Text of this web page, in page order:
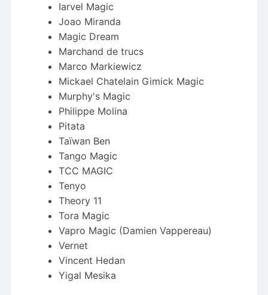
Iarvel Magic
Joao Miranda
Magic Dream
Marchand de trucs
Marco Markiewicz
Mickael Chatelain Gimick Magic
Murphy's Magic
Philippe Molina
Pitata
Taïwan Ben
Tango Magic
TCC MAGIC
Tenyo
Theory 11
Tora Magic
Vapro Magic (Damien Vappereau)
Vernet
Vincent Hedan
Yigal Mesika